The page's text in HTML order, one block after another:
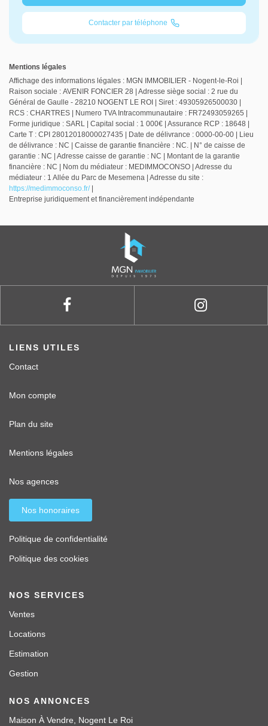
Contacter par téléphone
Mentions légales
Affichage des informations légales : MGN IMMOBILIER - Nogent-le-Roi |
Raison sociale : AVENIR FONCIER 28 | Adresse siège social : 2 rue du
Général de Gaulle - 28210 NOGENT LE ROI | Siret : 49305926500030 |
RCS : CHARTRES | Numero TVA Intracommunautaire : FR72493059265 |
Forme juridique : SARL | Capital social : 1 000€ | Assurance RCP : 18648 |
Carte T : CPI 28012018000027435 | Date de délivrance : 0000-00-00 | Lieu
de délivrance : NC | Caisse de garantie financière : NC. | N° de caisse de
garantie : NC | Adresse caisse de garantie : NC | Montant de la garantie
financière : NC | Nom du médiateur : MEDIMMOCONSO | Adresse du
médiateur : 1 Allée du Parc de Mesemena | Adresse du site :
https://medimmoconso.fr/|
Entreprise juridiquement et financièrement indépendante
LIENS UTILES
Contact
Mon compte
Plan du site
Mentions légales
Nos agences
Nos honoraires
Politique de confidentialité
Politique des cookies
NOS SERVICES
Ventes
Locations
Estimation
Gestion
NOS ANNONCES
Maison À Vendre, Nogent Le Roi